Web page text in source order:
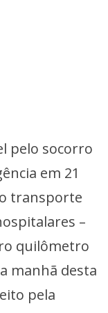
pelo socorro
em 21
transporte
–
quilômetro
manhã desta
pela